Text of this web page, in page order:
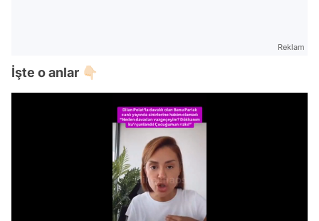
Reklam
İşte o anlar 👇🏻